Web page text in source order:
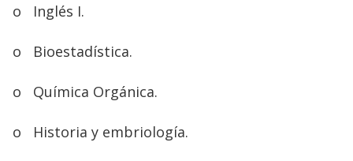
o Inglés I.
o Bioestadística.
o Química Orgánica.
o Historia y embriología.